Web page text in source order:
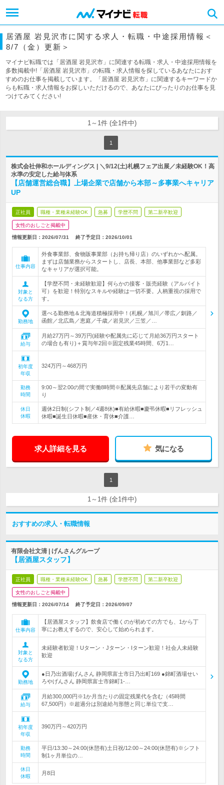
居酒屋 岩見沢市に関する求人・転職・中途採用情報＜
8/7（金）更新＞
マイナビ転職では「居酒屋 岩見沢市」に関連する転職・求人・中途採用情報を
多数掲載中!「居酒屋 岩見沢市」の転職・求人情報を探しているあなたにおす
すめのお仕事を掲載しています。「居酒屋 岩見沢市」に関連するキーワードか
らも転職・求人情報をお探しいただけるので、あなたにぴったりのお仕事を見
つけてみてください!
1～1件 (全1件中)
1
株式会社伸和ホールディングス | ＼9/12(土)札幌フェア出展／未経験OK！高
水準の安定した給与体系
【店舗運営総合職】上場企業で店舗から本部～多事業へキャリア
UP
正社員 職種・業種未経験OK 急募 学歴不問 第二新卒歓迎
女性のおしごと掲載中
情報更新日：2026/07/31 終了予定日： 2026/10/01
仕事内容
外食事業部、食物販事業部（お持ち帰り店）のいずれかへ配属。
まずは店舗業務からスタートし、店長、本部、他事業部など多彩
なキャリアが選択可能。
対象と
なる方
【学歴不問・未経験歓迎】何らかの接客・販売経験（アルバイト
可）を歓迎！特別なスキルや経験は一切不要。人柄重視の採用で
す。
勤務地
選べる勤務地＆北海道積極採用中！(札幌／旭川／帯広／釧路／
函館／北広島／恵庭／千歳／岩見沢／三笠／…
給与
月給27万円～39万円(経験や配属先に応じて月給36万円スタート
の場合も有り)＋賞与年2回※固定残業45時間、6万1…
初年度
年収
324万円～468万円
勤務
時間
9:00～翌2:00の間で実働8時間※配属先店舗により若干の変動有
り
休日
休暇
週休2日制(シフト制／4週8休)■有給休暇■慶弔休暇■リフレッシュ
休暇■誕生日休暇■産休・育休■介護…
求人詳細を見る 気になる
1
1～1件 (全1件中)
おすすめの求人・転職情報
有限会社文清 | げんさんグループ
【居酒屋スタッフ】
正社員 職種・業種未経験OK 急募 学歴不問 第二新卒歓迎
女性のおしごと掲載中
情報更新日：2026/07/14 終了予定日： 2026/09/07
仕事内容
【居酒屋スタッフ】飲食店で働くのが初めての方でも、1から丁
寧にお教えするので、安心して始められます。
対象と
なる方
未経験者歓迎！Uターン・Jターン・Iターン歓迎！社会人未経験
歓迎
勤務地
●日乃出酒場げんさん 静岡県富士市日乃出町169 ●錦町酒場せい
ろやげんさん 静岡県富士市錦町1-…
給与
月給300,000円※1か月当たりの固定残業代を含む（45時間
67,500円）※超過分は別途給与形態と同じ単位で支…
初年度
年収
390万円～420万円
勤務
時間
平日/13:30～24:00(休憩有)土日祝/12:00～24:00(休憩有)※シフト
制1ヶ月単位の…
休日
休暇
月8日